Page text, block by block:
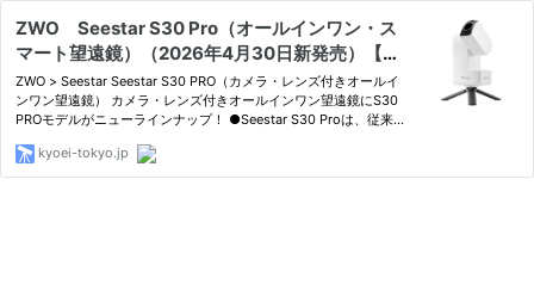
ZWO Seestar S30 Pro（オールインワン・ス
マート望遠鏡）（2026年4月30日新発売）【注
文受付再開・即納】-ネイチャーショップKYOEI
TOKYO
ZWO > Seestar Seestar S30 PRO（カメラ・レンズ付きオールイ
ンワン望遠鏡） カメラ・レンズ付きオールインワン望遠鏡にS30
PROモデルがニューラインナップ！ ●Seestar S30 Proは、従来の
雲・星団の撮影から、広角カメラによる天の川…
kyoei-tokyo.jp